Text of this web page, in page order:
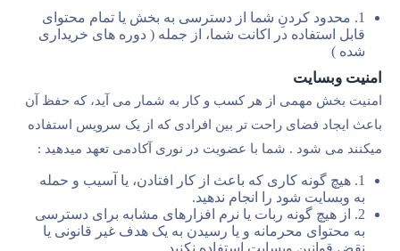
1. محدود کردنِ شما از دسترسی به بخش یا تمام محتوای
قابل استفاده در اکانت شما، از جمله ( دوره های خریداری
شده )
امنیت وبسایت
امنیت بخش مهمی از هر کسب و کار به شمار می آید، که حفظ آن
باعث ایجاد فضای راحت تر بین افرادی که از یک سرویس استفاده
میکنند می شود . شما با عضویت در نوری آکادمی تعهد میدهید :‌
1. هیچ گونه کاری که باعث از کار افتادن، یا آسیب و حمله
به وبسایت شود را انجام ندهید.
2. از هیچ گونه ربات یا نرم افزارهای مشابه برای دسترسی
به محتوای محرمانه و یا رسیدن به یک هدف غیر قانونی یا
نقض قوانین وبسایت استفاده نکنید.